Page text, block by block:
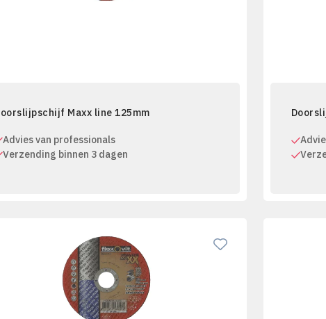
Maxx line 125mm
Advies van professionals
Verzending binnen 3 dagen